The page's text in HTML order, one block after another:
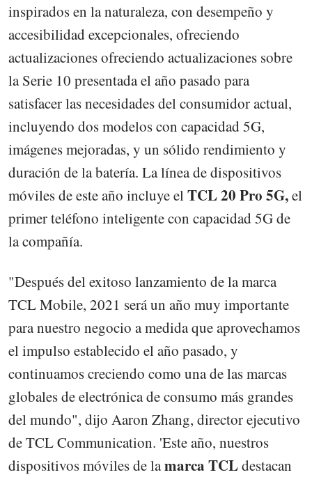
inspirados en la naturaleza, con desempeño y
accesibilidad excepcionales, ofreciendo
actualizaciones ofreciendo actualizaciones sobre
la Serie 10 presentada el año pasado para
satisfacer las necesidades del consumidor actual,
incluyendo dos modelos con capacidad 5G,
imágenes mejoradas, y un sólido rendimiento y
duración de la batería. La línea de dispositivos
móviles de este año incluye elTCL 20 Pro 5G,el
primer teléfono inteligente con capacidad 5G de
la compañía.
"Después del exitoso lanzamiento de la marca
TCL Mobile, 2021 será un año muy importante
para nuestro negocio a medida que aprovechamos
el impulso establecido el año pasado, y
continuamos creciendo como una de las marcas
globales de electrónica de consumo más grandes
del mundo", dijo Aaron Zhang, director ejecutivo
de TCL Communication. 'Este año, nuestros
dispositivos móviles de lamarca TCLdestacan